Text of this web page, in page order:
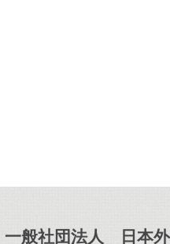
一般社団法人 日本